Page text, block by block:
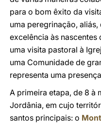
para o bom êxito da
uma peregrinação,
excelência às
uma visita pastoral à
uma Comunidade de
representa uma
A primeira etapa, de 8 à
Jordânia, em cujo
santos principais: o